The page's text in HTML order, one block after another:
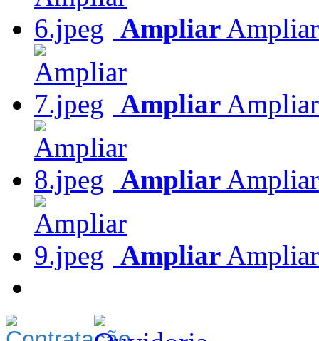
Ampliar Ampliar
Ampliar Ampliar
Ampliar Ampliar
Ampliar Ampliar